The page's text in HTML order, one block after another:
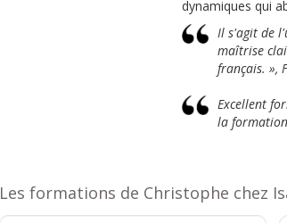
dynamiques qui
Il s'agit de
maîtrise
français. »,
Excellent
la
Les formations de Christophe chez